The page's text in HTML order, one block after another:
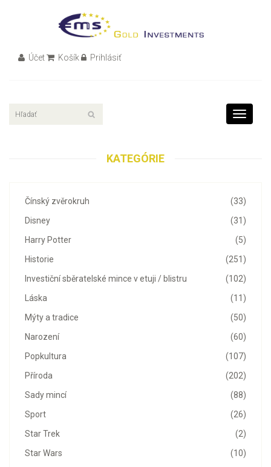
Účet Košík Prihlásiť
Toggle
KATEGÓRIE
(33)
Čínský zvěrokruh
(31)
Disney
(5)
Harry Potter
(251)
Historie
(102)
Investiční sběratelské mince v etuji / blistru
(11)
Láska
(50)
Mýty a tradice
(60)
Narození
(107)
Popkultura
(202)
Příroda
(88)
Sady mincí
(26)
Sport
(2)
Star Trek
(10)
Star Wars